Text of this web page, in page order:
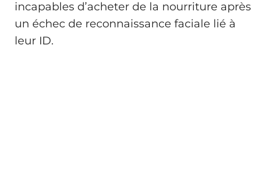
incapables d’acheter de la nourriture après
un échec de reconnaissance faciale lié à
leur ID.